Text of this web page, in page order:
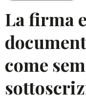
La firma
come